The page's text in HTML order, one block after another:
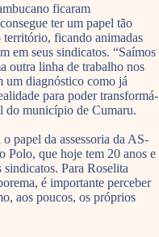
ficaram
ter um papel tão
ficando animadas
em seus sindicatos. “Saímos
outra linha de trabalho nos
um diagnóstico como já
para poder transformá-
do município de Cumaru.
papel da assessoria da AS-
Polo, que hoje tem 20 anos e
Para Roselita
é importante perceber
aos poucos, os próprios